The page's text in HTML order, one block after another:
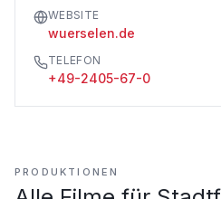
WEBSITE
wuerselen.de
TELEFON
+49-2405-67-0
PRODUKTIONEN